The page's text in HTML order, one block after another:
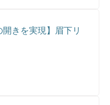
開きを実現】眉下リ